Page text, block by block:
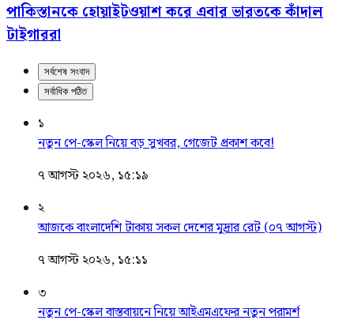
পাকিস্তানকে হোয়াইটওয়াশ করে এবার ভারতকে কাঁদাল
টাইগাররা
সর্বশেষ সংবাদ
সর্বাধিক পঠিত
১
নতুন পে-স্কেল নিয়ে বড় সুখবর, গেজেট প্রকাশ কবে!
৭ আগস্ট ২০২৬, ১৫:১৯
২
আজকে বাংলাদেশি টাকায় সকল দেশের মুদ্রার রেট (০৭ আগস্ট)
৭ আগস্ট ২০২৬, ১৫:১১
৩
নতুন পে-স্কেল বাস্তবায়নে নিয়ে আইএমএফের নতুন পরামর্শ